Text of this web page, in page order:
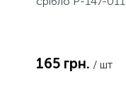
165 грн. / шт